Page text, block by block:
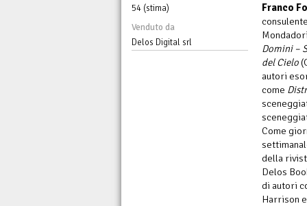
54 (stima)
Venduto da
Delos Digital srl
Franco
Domini –
del Cielo
autori
come
Come
della
Delos
di autori
Harrison